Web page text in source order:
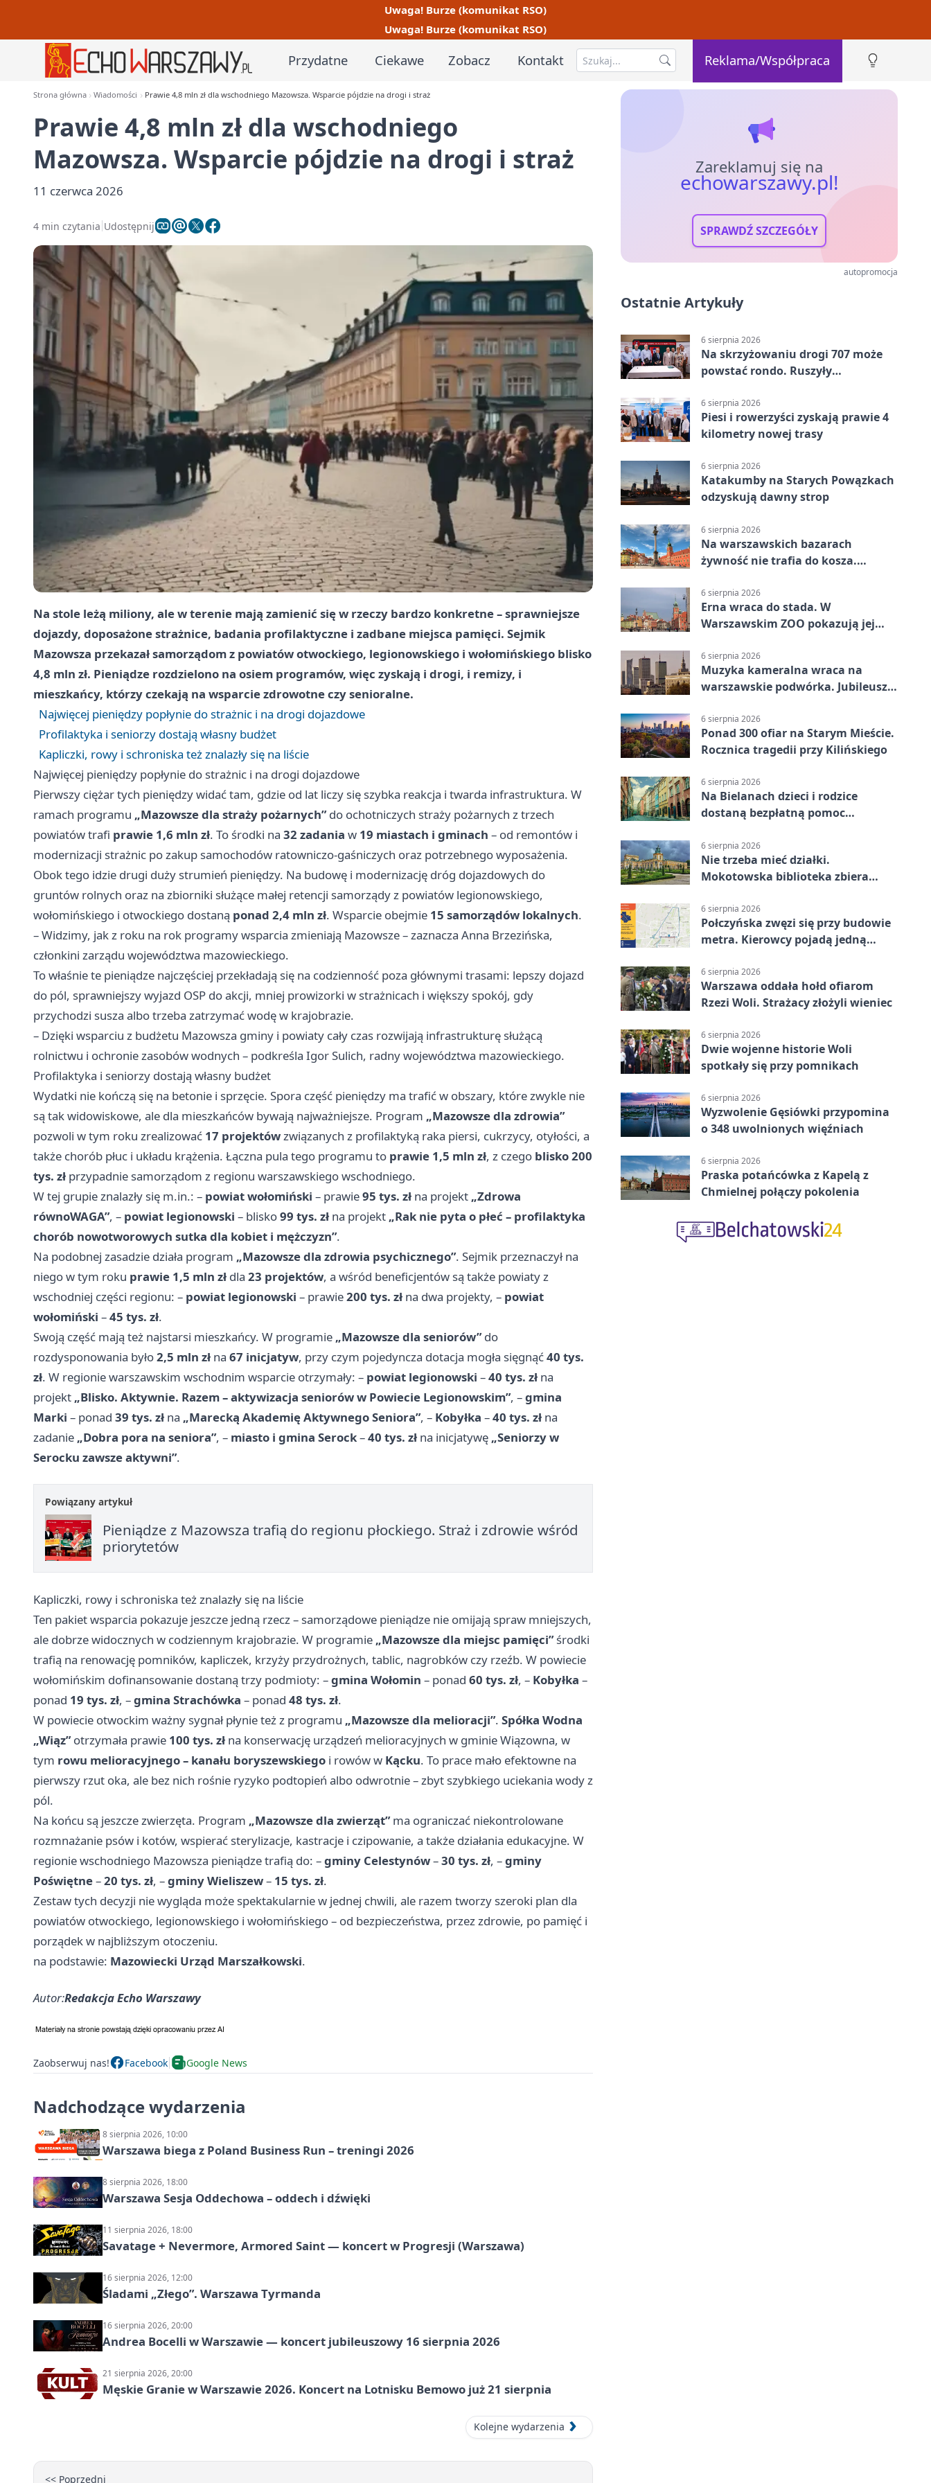
Uwaga! Burze (komunikat RSO)
Uwaga! Burze (komunikat RSO)
Przydatne Ciekawe Zobacz Kontakt Reklama/Współpraca
Strona główna Wiadomości Prawie 4,8 mln zł dla wschodniego Mazowsza. Wsparcie pójdzie na drogi i straż
Prawie 4,8 mln zł dla wschodniego
Mazowsza. Wsparcie pójdzie na drogi i straż
11 czerwca 2026
4 min czytania Udostępnij
Na stole leżą miliony, ale w terenie mają zamienić się w rzeczy bardzo konkretne – sprawniejsze
dojazdy, doposażone strażnice, badania profilaktyczne i zadbane miejsca pamięci. Sejmik
Mazowsza przekazał samorządom z powiatów otwockiego, legionowskiego i wołomińskiego blisko
4,8 mln zł. Pieniądze rozdzielono na osiem programów, więc zyskają i drogi, i remizy, i
mieszkańcy, którzy czekają na wsparcie zdrowotne czy senioralne.
Najwięcej pieniędzy popłynie do strażnic i na drogi dojazdowe
Profilaktyka i seniorzy dostają własny budżet
Kapliczki, rowy i schroniska też znalazły się na liście
Najwięcej pieniędzy popłynie do strażnic i na drogi dojazdowe
Pierwszy ciężar tych pieniędzy widać tam, gdzie od lat liczy się szybka reakcja i twarda infrastruktura. W
ramach programu „Mazowsze dla straży pożarnych”do ochotniczych straży pożarnych z trzech
powiatów trafi prawie 1,6 mln zł. To środki na 32 zadania w 19 miastach i gminach – od remontów i
modernizacji strażnic po zakup samochodów ratowniczo-gaśniczych oraz potrzebnego wyposażenia.
Obok tego idzie drugi duży strumień pieniędzy. Na budowę i modernizację dróg dojazdowych do
gruntów rolnych oraz na zbiorniki służące małej retencji samorządy z powiatów legionowskiego,
wołomińskiego i otwockiego dostaną ponad 2,4 mln zł. Wsparcie obejmie 15 samorządów lokalnych.
– Widzimy, jak z roku na rok programy wsparcia zmieniają Mazowsze – zaznacza Anna Brzezińska,
członkini zarządu województwa mazowieckiego.
To właśnie te pieniądze najczęściej przekładają się na codzienność poza głównymi trasami: lepszy dojazd
do pól, sprawniejszy wyjazd OSP do akcji, mniej prowizorki w strażnicach i większy spokój, gdy
przychodzi susza albo trzeba zatrzymać wodę w krajobrazie.
– Dzięki wsparciu z budżetu Mazowsza gminy i powiaty cały czas rozwijają infrastrukturę służącą
rolnictwu i ochronie zasobów wodnych – podkreśla Igor Sulich, radny województwa mazowieckiego.
Profilaktyka i seniorzy dostają własny budżet
Wydatki nie kończą się na betonie i sprzęcie. Spora część pieniędzy ma trafić w obszary, które zwykle nie
są tak widowiskowe, ale dla mieszkańców bywają najważniejsze. Program „Mazowsze dla zdrowia”
pozwoli w tym roku zrealizować 17 projektówzwiązanych z profilaktyką raka piersi, cukrzycy, otyłości, a
także chorób płuc i układu krążenia. Łączna pula tego programu to prawie 1,5 mln zł, z czego blisko 200
tys. zł przypadnie samorządom z regionu warszawskiego wschodniego.
W tej grupie znalazły się m.in.: – powiat wołomiński – prawie95 tys. zł na projekt „Zdrowa
równoWAGA”, – powiat legionowski – blisko99 tys. zł na projekt „Rak nie pyta o płeć – profilaktyka
chorób nowotworowych sutka dla kobiet i mężczyzn”.
Na podobnej zasadzie działa program „Mazowsze dla zdrowia psychicznego”. Sejmik przeznaczył na
niego w tym roku prawie 1,5 mln zł dla 23 projektów, a wśród beneficjentów są także powiaty z
wschodniej części regionu: – powiat legionowski – prawie200 tys. zł na dwa projekty, – powiat
wołomiński –45 tys. zł.
Swoją część mają też najstarsi mieszkańcy. W programie „Mazowsze dla seniorów”do
rozdysponowania było2,5 mln zł na 67 inicjatyw, przy czym pojedyncza dotacja mogła sięgnąć40 tys.
zł. W regionie warszawskim wschodnim wsparcie otrzymały: – powiat legionowski –40 tys. zł na
projekt „Blisko. Aktywnie. Razem – aktywizacja seniorów w Powiecie Legionowskim”, –gmina
Marki – ponad 39 tys. zł na „Marecką Akademię Aktywnego Seniora”, – Kobyłka –40 tys. zł na
zadanie „Dobra pora na seniora”, – miasto i gmina Serock–40 tys. zł na inicjatywę „Seniorzy w
Serocku zawsze aktywni”.
Powiązany artykuł
Pieniądze z Mazowsza trafią do regionu płockiego. Straż i zdrowie wśród
priorytetów
Kapliczki, rowy i schroniska też znalazły się na liście
Ten pakiet wsparcia pokazuje jeszcze jedną rzecz – samorządowe pieniądze nie omijają spraw mniejszych,
ale dobrze widocznych w codziennym krajobrazie. W programie „Mazowsze dla miejsc pamięci”środki
trafią na renowację pomników, kapliczek, krzyży przydrożnych, tablic, nagrobków czy rzeźb. W powiecie
wołomińskim dofinansowanie dostaną trzy podmioty: –gmina Wołomin – ponad 60 tys. zł, – Kobyłka –
ponad 19 tys. zł, –gmina Strachówka – ponad 48 tys. zł.
W powiecie otwockim ważny sygnał płynie też z programu „Mazowsze dla melioracji”. Spółka Wodna
„Wiąz”otrzymała prawie 100 tys. zł na konserwację urządzeń melioracyjnych w gminie Wiązowna, w
tym rowu melioracyjnego – kanału boryszewskiego i rowów w Kącku. To prace mało efektowne na
pierwszy rzut oka, ale bez nich rośnie ryzyko podtopień albo odwrotnie – zbyt szybkiego uciekania wody z
pól.
Na końcu są jeszcze zwierzęta. Program „Mazowsze dla zwierząt”ma ograniczać niekontrolowane
rozmnażanie psów i kotów, wspierać sterylizacje, kastracje i czipowanie, a także działania edukacyjne. W
regionie wschodniego Mazowsza pieniądze trafią do: –gminy Celestynów–30 tys. zł, –gminy
Poświętne–20 tys. zł, –gminy Wieliszew– 15 tys. zł.
Zestaw tych decyzji nie wygląda może spektakularnie w jednej chwili, ale razem tworzy szeroki plan dla
powiatów otwockiego, legionowskiego i wołomińskiego – od bezpieczeństwa, przez zdrowie, po pamięć i
porządek w najbliższym otoczeniu.
na podstawie: Mazowiecki Urząd Marszałkowski.
Autor:Redakcja Echo Warszawy
Zaobserwuj nas! Facebook Google News
Nadchodzące wydarzenia
8 sierpnia 2026, 10:00
Warszawa biega z Poland Business Run – treningi 2026
8 sierpnia 2026, 18:00
Warszawa Sesja Oddechowa – oddech i dźwięki
11 sierpnia 2026, 18:00
Savatage + Nevermore, Armored Saint — koncert w Progresji (Warszawa)
16 sierpnia 2026, 12:00
Śladami „Złego”. Warszawa Tyrmanda
16 sierpnia 2026, 20:00
Andrea Bocelli w Warszawie — koncert jubileuszowy 16 sierpnia 2026
21 sierpnia 2026, 20:00
Męskie Granie w Warszawie 2026. Koncert na Lotnisku Bemowo już 21 sierpnia
Kolejne wydarzenia
<< Poprzedni
Zareklamuj się na
echowarszawy.pl!
SPRAWDŹ SZCZEGÓŁY
autopromocja
Ostatnie Artykuły
6 sierpnia 2026
Na skrzyżowaniu drogi 707 może
powstać rondo. Ruszyły
6 sierpnia 2026
Piesi i rowerzyści zyskają prawie 4
kilometry nowej trasy
6 sierpnia 2026
Katakumby na Starych Powązkach
odzyskują dawny strop
6 sierpnia 2026
Na warszawskich bazarach
żywność nie trafia do kosza.
6 sierpnia 2026
Erna wraca do stada. W
Warszawskim ZOO pokazują jej
6 sierpnia 2026
Muzyka kameralna wraca na
warszawskie podwórka. Jubileusz
6 sierpnia 2026
Ponad 300 ofiar na Starym Mieście.
Rocznica tragedii przy Kilińskiego
6 sierpnia 2026
Na Bielanach dzieci i rodzice
dostaną bezpłatną pomoc
6 sierpnia 2026
Nie trzeba mieć działki.
Mokotowska biblioteka zbiera
6 sierpnia 2026
Połczyńska zwęzi się przy budowie
metra. Kierowcy pojadą jedną
6 sierpnia 2026
Warszawa oddała hołd ofiarom
Rzezi Woli. Strażacy złożyli wieniec
6 sierpnia 2026
Dwie wojenne historie Woli
spotkały się przy pomnikach
6 sierpnia 2026
Wyzwolenie Gęsiówki przypomina
o 348 uwolnionych więźniach
6 sierpnia 2026
Praska potańcówka z Kapelą z
Chmielnej połączy pokolenia